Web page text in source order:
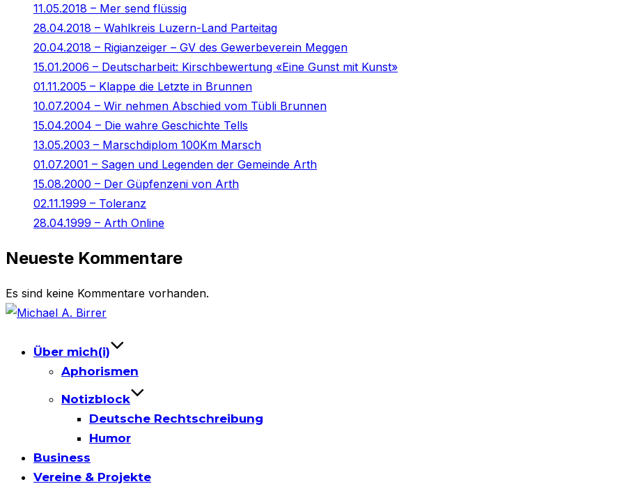
11.05.2018 – Mer send flüssig
28.04.2018 – Wahlkreis Luzern-Land Parteitag
20.04.2018 – Rigianzeiger – GV des Gewerbeverein Meggen
15.01.2006 – Deutscharbeit: Kirschbewertung «Eine Gunst mit Kunst»
01.11.2005 – Klappe die Letzte in Brunnen
10.07.2004 – Wir nehmen Abschied vom Tübli Brunnen
15.04.2004 – Die wahre Geschichte Tells
13.05.2003 – Marschdiplom 100Km Marsch
01.07.2001 – Sagen und Legenden der Gemeinde Arth
15.08.2000 – Der Güpfenzeni von Arth
02.11.1999 – Toleranz
28.04.1999 – Arth Online
Neueste Kommentare
Es sind keine Kommentare vorhanden.
Skip
contentÜber mich(i)
Aphorismen
Notizblock
Deutsche Rechtschreibung
Humor
Business
Vereine & Projekte